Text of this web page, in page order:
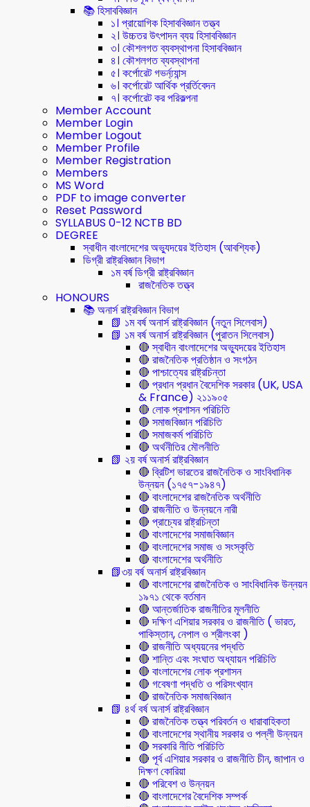
📚 হিসাববিজ্ঞান
১। প্রায়োগিক হিসাববিজ্ঞান তত্ত্ব
২। উচ্চতর উৎপাদন ব্যয় হিসাববিজ্ঞান
৩। কৌশলগত ব্যবস্থাপনা হিসাববিজ্ঞান
৪। কৌশলগত ব্যবস্থাপনা
৫। কর্পোরেট গভর্ন্য্যান্স
৬। কর্পোরেট আর্থিক প্রর্তিবেদন
৭। কর্পোরেট কর পরিকল্পনা
Member Account
Member Login
Member Logout
Member Profile
Member Registration
Members
MS Word
PDF to image converter
Reset Password
SYLLABUS 0-12 NCTB BD
DEGREE
স্বাধীন বাংলাদেশের অভ্যুদয়ের ইতিহাস (আবশ্যিক)
ডিগ্রী রাষ্ট্রবিজ্ঞান বিভাগ
১ম বর্ষ ডিগ্রী রাষ্ট্রবিজ্ঞান
রাজনৈতিক তত্ত্ব
HONOURS
📚 অনার্স রাষ্ট্রবিজ্ঞান বিভাগ
📗 ১ম বর্ষ অনার্স রাষ্ট্রবিজ্ঞান (নতুন সিলেবাস)
📗 ১ম বর্ষ অনার্স রাষ্ট্রবিজ্ঞান (পুরাতন সিলেবাস)
🔴 স্বাধীন বাংলাদেশের অভ্যুদয়ের ইতিহাস
🔴 রাজনৈতিক প্রতিষ্ঠান ও সংগঠন
🔴 পাশ্চাত্যের রাষ্ট্রচিন্তা
🔴 প্রধান প্রধান বৈদেশিক সরকার (UK, USA
& France) ২১১৯০৫
🔴 লোক প্রশাসন পরিচিতি
🔴 সমাজবিজ্ঞান পরিচিতি
🔴 সমাজকর্ম পরিচিতি
🔴 অর্থনীতির মৌলনীতি
📗 ২য় বর্ষ অনার্স রাষ্ট্রবিজ্ঞান
🔴 ব্রিটিশ ভারতের রাজনৈতিক ও সাংবিধানিক
উন্নয়ন (১৭৫৭-১৯৪৭)
🔴 বাংলাদেশের রাজনৈতিক অর্থনীতি
🔴 রাজনীতি ও উন্নয়নে নারী
🔴 প্রাচ্যের রাষ্ট্রচিন্তা
🔴 বাংলাদেশের সমাজবিজ্ঞান
🔴 বাংলাদেশের সমাজ ও সংস্কৃতি
🔴 বাংলাদেশের অর্থনীতি
📗৩য় বর্ষ অনার্স রাষ্ট্রবিজ্ঞান
🔴 বাংলাদেশের রাজনৈতিক ও সাংবিধানিক উন্নয়ন
১৯৭১ থেকে বর্তমান
🔴 আন্তর্জাতিক রাজনীতির মূলনীতি
🔴 দক্ষিণ এশিয়ার সরকার ও রাজনীতি ( ভারত,
পাকিস্তান, নেপাল ও শ্রীলংকা )
🔴 রাজনীতি অধ্যয়নের পদ্ধতি
🔴 শান্তি এবং সংঘাত অধ্যায়ন পরিচিতি
🔴 বাংলাদেশের লোক প্রশাসন
🔴 গবেষণা পদ্ধতি ও পরিসংখ্যান
🔴 রাজনৈতিক সমাজবিজ্ঞান
📗 ৪র্থ বর্ষ অনার্স রাষ্ট্রবিজ্ঞান
🔴 রাজনৈতিক তত্ত্ব পরিবর্তন ও ধারাবাহিকতা
🔴 বাংলাদেশের স্থানীয় সরকার ও পল্লী উন্নয়ন
🔴 সরকারি নীতি পরিচিতি
🔴 পূর্ব এশিয়ার সরকার ও রাজনীতি চীন, জাপান ও
দিক্ষণ কোরিয়া
🔴 পরিবেশ ও উন্নয়ন
🔴 বাংলাদেশের বৈদেশিক সম্পর্ক